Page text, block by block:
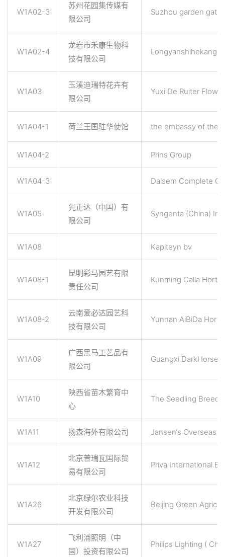
W1A02-3
苏州花园集传媒有
限公司
Suzhou garden
W1A02-4
龙岩市禾康生物科
技有限公司
W1A03
玉溪迪瑞特花卉有
限公司
Yuxi De Ruiter
W1A04-1 荷兰王国驻华使馆 the embassy of the
W1A04-2 Prins Group
W1A04-3 Dalsem Complete
W1A05
先正达（中国）有
限公司
Syngenta (China)
W1A08 Kapiteyn bv
W1A08-1
昆明彩马园艺有限
责任公司
Kunming Calla
W1A08-2
云南爱必达园艺科
技有限公司
Yunnan AiBiDa
W1A09
广西黑马工艺品有
限公司
Guangxi DarkHorse
W1A10
陕西省苗木繁育中
心
The Seedling
W1A11 扬森海外有限公司 Jansen‘s Overseas
W1A12
北京普瑞瓦国际贸
易有限公司
Priva International
W1A26
北京绿尔农业科技
开发有限公司
Beijing Green
W1A27
飞利浦照明（中
国）投资有限公司
Philips Lighting (